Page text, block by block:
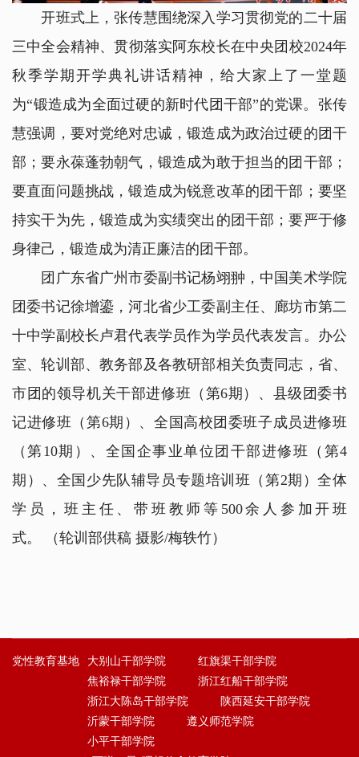
开班式上，张传慧围绕深入学习贯彻党的二十届
三中全会精神、贯彻落实阿东校长在中央团校2024年
秋季学期开学典礼讲话精神，给大家上了一堂题
为“锻造成为全面过硬的新时代团干部”的党课。张传
慧强调，要对党绝对忠诚，锻造成为政治过硬的团干
部；要永葆蓬勃朝气，锻造成为敢于担当的团干部；
要直面问题挑战，锻造成为锐意改革的团干部；要坚
持实干为先，锻造成为实绩突出的团干部；要严于修
身律己，锻造成为清正廉洁的团干部。
团广东省广州市委副书记杨翊翀，中国美术学院
团委书记徐增鎏，河北省少工委副主任、廊坊市第二
十中学副校长卢君代表学员作为学员代表发言。办公
室、轮训部、教务部及各教研部相关负责同志，省、
市团的领导机关干部进修班（第6期）、县级团委书
记进修班（第6期）、全国高校团委班子成员进修班
（第10期）、全国企事业单位团干部进修班（第4
期）、全国少先队辅导员专题培训班（第2期）全体
学员，班主任、带班教师等500余人参加开班
式。
（轮训部供稿 摄影/梅轶竹）
党性教育基地 大别山干部学院
红旗渠干部学院
焦裕禄干部学院
浙江红船干部学院
浙江大陈岛干部学院
陕西延安干部学院
沂蒙干部学院
遵义师范学院
小平干部学院